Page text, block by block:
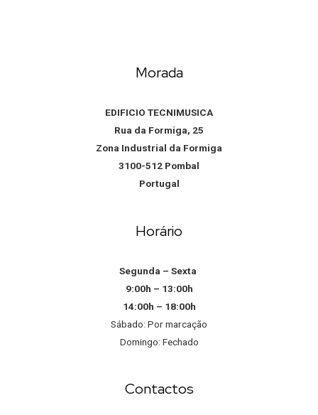
Morada
EDIFICIO TECNIMUSICA
Rua da Formiga, 25
Zona Industrial da Formiga
3100-512 Pombal
Portugal
Horário
Segunda – Sexta
9:00h – 13:00h
14:00h – 18:00h
Sábado: Por marcação
Domingo: Fechado
Contactos